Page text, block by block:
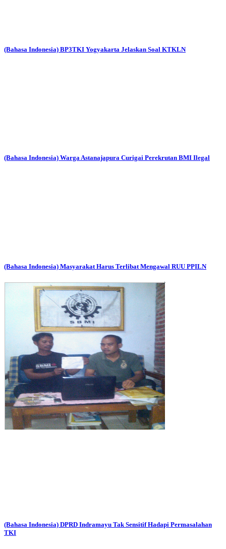
(Bahasa Indonesia) BP3TKI Yogyakarta Jelaskan Soal KTKLN
(Bahasa Indonesia) Warga Astanajapura Curigai Perekrutan BMI Ilegal
(Bahasa Indonesia) Masyarakat Harus Terlibat Mengawal RUU PPILN
(Bahasa Indonesia) DPRD Indramayu Tak Sensitif Hadapi Permasalahan
TKI